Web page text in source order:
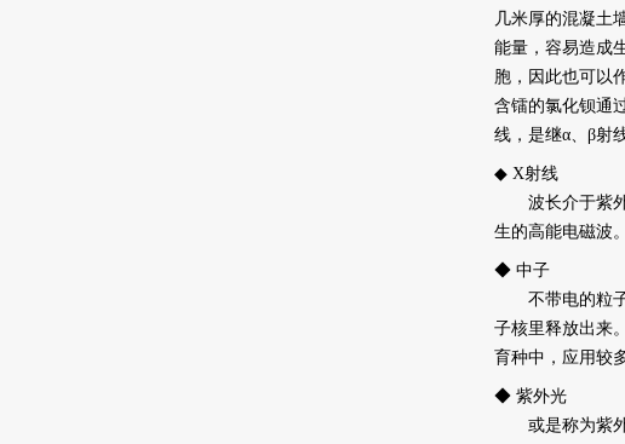
几米厚的混凝土
能量，容易造成
胞，因此也可以
含镭的氯化钡通
线，是继α、β射
◆ X射线
波长介于紫外
生的高能电磁波
◆ 中子
不带电的粒子
子核里释放出来
育种中，应用较
◆ 紫外光
或是称为紫外